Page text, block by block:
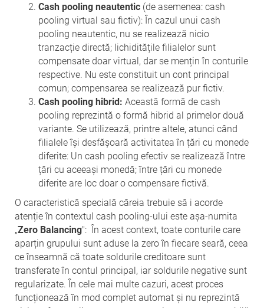
Cash pooling neautentic (de asemenea: cash
pooling virtual sau fictiv): În cazul unui cash
pooling neautentic, nu se realizează nicio
tranzacție directă; lichiditățile filialelor sunt
compensate doar virtual, dar se mențin în conturile
respective. Nu este constituit un cont principal
comun; compensarea se realizează pur fictiv.
Cash pooling hibrid: Această formă de cash
pooling reprezintă o formă hibrid al primelor două
variante. Se utilizează, printre altele, atunci când
filialele își desfășoară activitatea în țări cu monede
diferite: Un cash pooling efectiv se realizează între
țări cu aceeași monedă; între țări cu monede
diferite are loc doar o compensare fictivă.
O caracteristică specială căreia trebuie să i acorde
atenție în contextul cash pooling-ului este așa-numita
„Zero Balancing": În acest context, toate conturile care
aparțin grupului sunt aduse la zero în fiecare seară, ceea
ce înseamnă că toate soldurile creditoare sunt
transferate în contul principal, iar soldurile negative sunt
regularizate. În cele mai multe cazuri, acest proces
funcționează în mod complet automat și nu reprezintă